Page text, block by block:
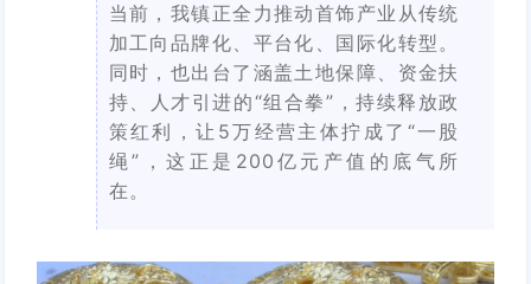
当前，我镇正全力推动首饰产业从传统
加工向品牌化、平台化、国际化转型。
同时，也出台了涵盖土地保障、资金扶
持、人才引进的“组合拳”，持续释放政
策红利，让5万经营主体拧成了“一股
绳”，这正是200亿元产值的底气所
在。